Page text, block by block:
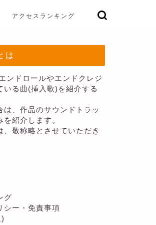
アクセスランキング
は
ンドロールやエンドクレジ
いる曲(挿入歌)を紹介する
は、作品のサウンドトラッ
紹介します。
敬称略とさせていただき
グ
シー・免責事項